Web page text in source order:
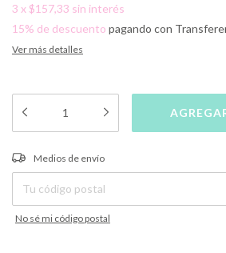
3 x$157,33 sin interés
15% de descuento pagando con
Ver más detalles
Entregas para el CP:
Medios de envío
No sé mi código postal